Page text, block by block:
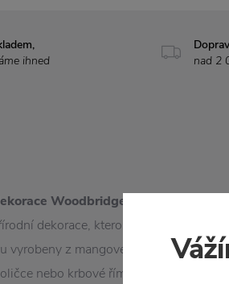
ihned
nad 2
Woodbridge Stars
dekorace, kterou můžete mít
vyrobeny z mangového dřeva a
nebo krbové římse. Můžete s nimi